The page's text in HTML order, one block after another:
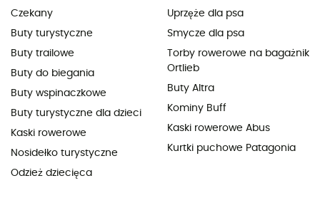
Czekany
Buty turystyczne
Buty trailowe
Buty do biegania
Buty wspinaczkowe
Buty turystyczne dla dzieci
Kaski rowerowe
Nosidełko turystyczne
Odzież dziecięca
Uprzęże dla psa
Smycze dla psa
Torby rowerowe na bagażnik
Ortlieb
Buty Altra
Kominy Buff
Kaski rowerowe Abus
Kurtki puchowe Patagonia